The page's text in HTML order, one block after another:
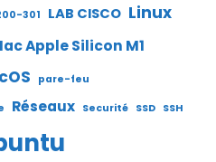
301 LAB CISCO Linux
Apple Silicon M1
pare-feu
Réseaux Securité SSD SSH